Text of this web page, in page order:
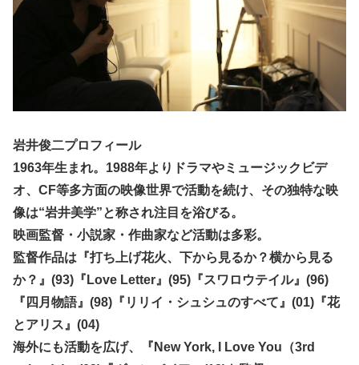
岩井俊二プロフィール
1963年生まれ。1988年よりドラマやミュージックビデ
オ、CF等多方面の映像世界で活動を続け、その独特な映
像は“岩井美学”と称され注目を浴びる。
映画監督・小説家・作曲家など活動は多彩。
監督作品は『打ち上げ花火、下から見るか？横から見る
か？』(93)『Love Letter』(95)『スワロウテイル』(96)
『四月物語』(98)『リリイ・シュシュのすべて』(01)『花
とアリス』(04)
海外にも活動を広げ、『New York, I Love You（3rd